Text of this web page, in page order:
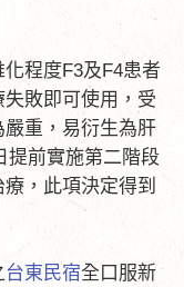
程度F3及F4患者
敗即可使用，受
重，易衍生為肝
提前實施第二階段
，此項決定得到
台東民宿全口服新